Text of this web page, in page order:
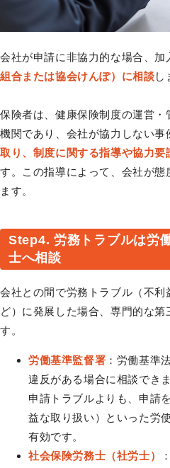
会社が申請に非協力的な場合、加
組合または協会けんぽ）に相談し
保険者は、健康保険制度の運営
機関であり、会社が協力しない事
取り、制度に関する指導や協力要
す。この指導によって、会社が態
ます。
Step4. 労務トラブルは労
士へ相談
会社との間で労務トラブル（不
ど）に発展した場合、専門的な
す。
労働基準監督署 ：労働基準
違反がある場合に相談でき
申請トラブルよりも、申請
益な取り扱い）といった労
有効です。
社会保険労務士（社労士）